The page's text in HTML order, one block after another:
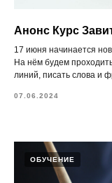
Анонс Курс
17 июня начинается
На нём будем
линий, писать слова и
07.06.2024
ОБУЧЕНИЕ